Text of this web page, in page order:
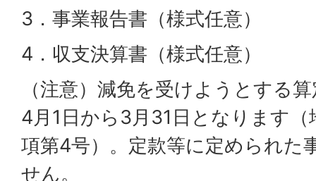
3．事業報告書（様式任意）
4．収支決算書（様式任意）
（注意）減免を受けようとする
4月1日から3月31日となります
項第4号）。定款等に定められた
せん。